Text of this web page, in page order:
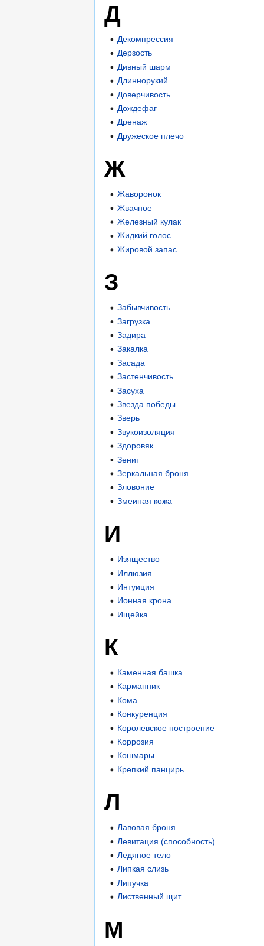
Д
Декомпрессия
Дерзость
Дивный шарм
Длиннорукий
Доверчивость
Дождефаг
Дренаж
Дружеское плечо
Ж
Жаворонок
Жвачное
Железный кулак
Жидкий голос
Жировой запас
З
Забывчивость
Загрузка
Задира
Закалка
Засада
Застенчивость
Засуха
Звезда победы
Зверь
Звукоизоляция
Здоровяк
Зенит
Зеркальная броня
Зловоние
Змеиная кожа
И
Изящество
Иллюзия
Интуиция
Ионная крона
Ищейка
К
Каменная башка
Карманник
Кома
Конкуренция
Королевское построение
Коррозия
Кошмары
Крепкий панцирь
Л
Лавовая броня
Левитация (способность)
Ледяное тело
Липкая слизь
Липучка
Лиственный щит
М